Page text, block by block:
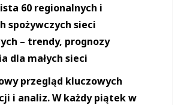
60 regionalnych i
spożywczych sieci
– trendy, prognozy
dla małych sieci
przegląd kluczowych
i analiz. W każdy piątek w